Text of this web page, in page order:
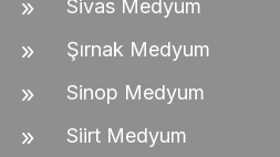
Sivas Medyum
Şırnak Medyum
Sinop Medyum
Siirt Medyum